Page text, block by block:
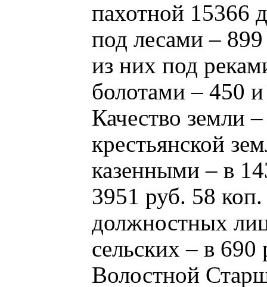
пахотной 15366
под лесами – 899
из них под
болотами – 450
Качество земли
крестьянской
казенными – в
3951 руб. 58
должностных
сельских – в
Волостной